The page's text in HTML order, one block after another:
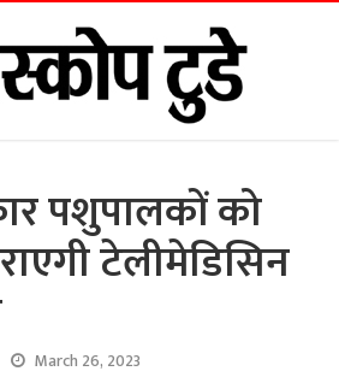
पशुपालकों को
टेलीमेडिसिन
March 26, 2023